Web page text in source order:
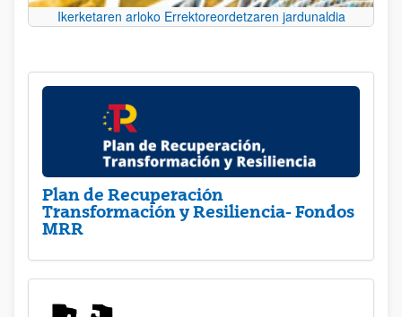
Ikerketaren arloko Errektoreordetzaren jardunaldia
Plan de Recuperación
Transformación y Resiliencia- Fondos
MRR